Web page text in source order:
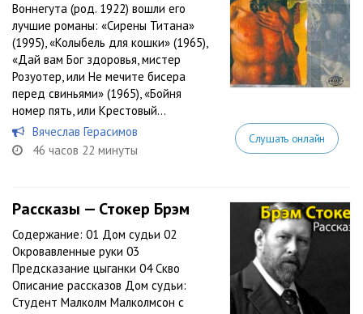
Воннегута (род. 1922) вошли его
лучшие романы: «Сирены Титана»
(1995), «Колыбель для кошки» (1965),
«Дай вам Бог здоровья, мистер
Розуотер, или Не мечите бисера
перед свиньями» (1965), «Бойня
номер пять, или Крестовый...
Вячеслав Герасимов
46 часов 22 минуты
Слушать онлайн
Рассказы — Стокер Брэм
Содержание: 01 Дом судьи 02
Окровавленные руки 03
Предсказание цыганки 04 Скво
Описание рассказов Дом судьи:
Студент Малколм Малколмсон с